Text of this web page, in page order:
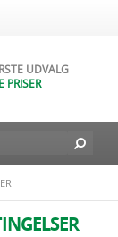
UDVALG
PRISER